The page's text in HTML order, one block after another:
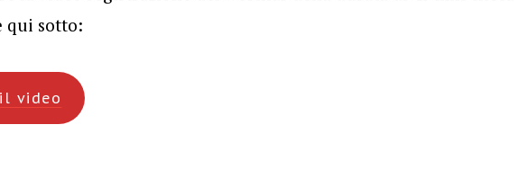
qui sotto:
video